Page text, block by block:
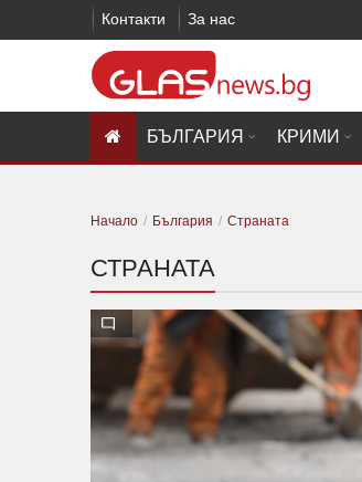
Контакти За нас
БЪЛГАРИЯ КРИМИ
Начало България Страната
СТРАНАТА